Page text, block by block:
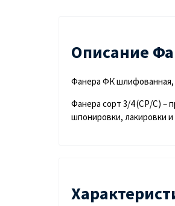
Описание
Фанера ФК шлифованная,
Фанера сорт 3/4 (СР/С) –
шпонировки, лакировки и